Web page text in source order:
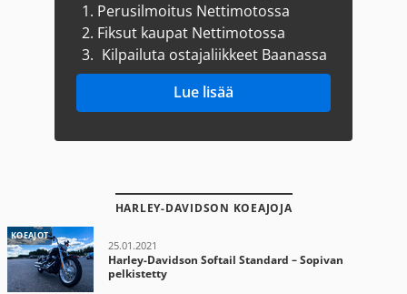
1. Perusilmoitus Nettimotossa
2. Fiksut kaupat Nettimotossa
3. Kilpailuta ostajaliikkeet Baanassa
Lue lisää
HARLEY-DAVIDSON KOEAJOJA
KOEAJOT
25.01.2021
Harley-Davidson Softail Standard – Sopivan
pelkistetty